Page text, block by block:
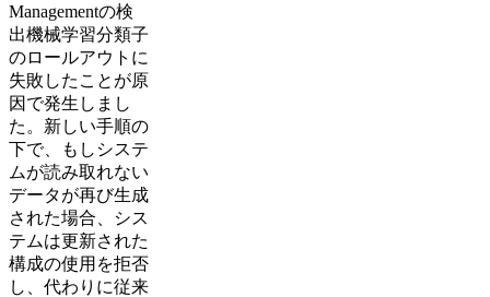
Managementの検
出機械学習分類子
のロールアウトに
失敗したことが原
因で発生しまし
た。新しい手順の
下で、もしシステ
ムが読み取れない
データが再び生成
された場合、シス
テムは更新された
構成の使用を拒否
し、代わりに従来